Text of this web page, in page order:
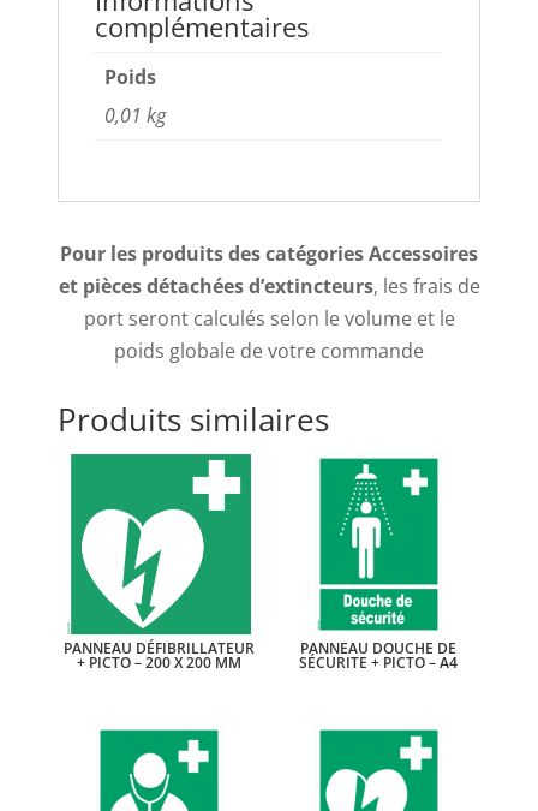
complémentaires
Poids
0,01 kg
Pour les produits des catégories Accessoires
et pièces détachées d’extincteurs, les frais de
port seront calculés selon le volume et le
poids globale de votre commande
Produits similaires
PANNEAU DÉFIBRILLATEUR
+ PICTO – 200 X 200 MM
PANNEAU DOUCHE DE
SÉCURITE + PICTO – A4